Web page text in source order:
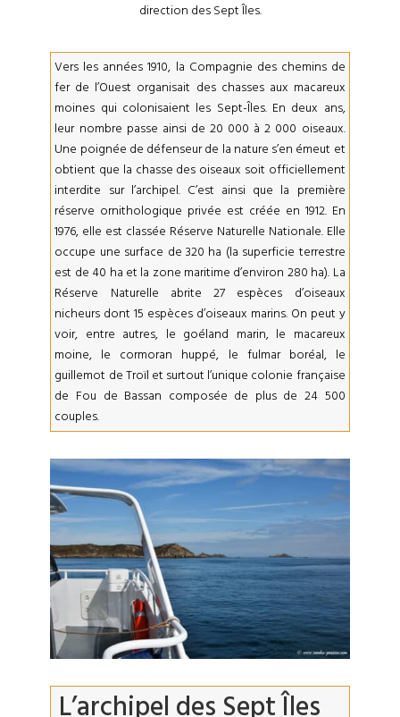
direction des Sept Îles.
Vers les années 1910, la Compagnie des chemins de
fer de l’Ouest organisait des chasses aux macareux
moines qui colonisaient les Sept-Îles. En deux ans,
leur nombre passe ainsi de 20 000 à 2 000 oiseaux.
Une poignée de défenseur de la nature s’en émeut et
obtient que la chasse des oiseaux soit officiellement
interdite sur l’archipel. C’est ainsi que la première
réserve ornithologique privée est créée en 1912. En
1976, elle est classée Réserve Naturelle Nationale. Elle
occupe une surface de 320 ha (la superficie terrestre
est de 40 ha et la zone maritime d’environ 280 ha). La
Réserve Naturelle abrite 27 espèces d’oiseaux
nicheurs dont 15 espèces d’oiseaux marins. On peut y
voir, entre autres, le goéland marin, le macareux
moine, le cormoran huppé, le fulmar boréal, le
guillemot de Troïl et surtout l’unique colonie française
de Fou de Bassan composée de plus de 24 500
couples.
L’archipel des Sept Îles